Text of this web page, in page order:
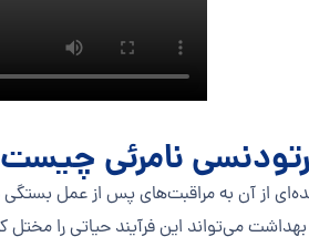
نامرئی
از آن به مراقبت‌های پس از عمل بستگی
می‌تواند این فرآیند حیاتی را مختل